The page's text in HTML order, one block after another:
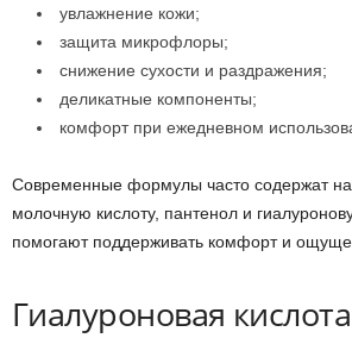
увлажнение кожи;
защита микрофлоры;
снижение сухости и раздражения;
деликатные компоненты;
комфорт при ежедневном
Современные формулы часто содержат
молочную кислоту, пантенол и
помогают поддерживать комфорт и
Гиалуроновая